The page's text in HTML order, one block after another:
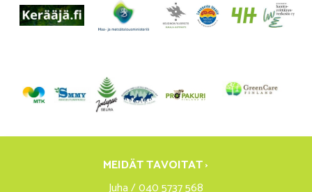
MEIDÄT TAVOITAT ›
Juha / 040 5737 568